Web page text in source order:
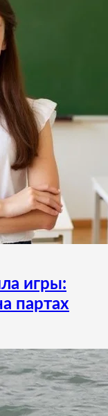
игры:
партах